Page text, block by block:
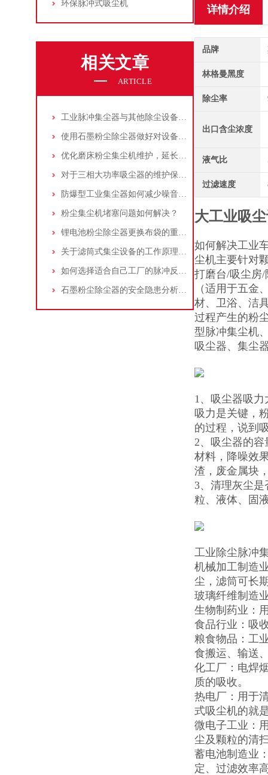
环保脉冲式吸尘机
相关文章
ARTICLE
工业脉冲集尘器与其他除尘设备的比较
使用石墨粉尘除尘器做好对设备的维护十分重要
优化磨床粉尘集尘机维护，延长设备寿命
对于三相大功率吸尘器的维护保养，你了解多少
防爆型工业集尘器如何减少噪音?三个方法轻松解决
粉尘集尘机堵塞问题如何解决？
锂电池粉尘除尘器更换布袋的重要性与方法
关于滤筒式集尘设备的工作原理及特点说明
如何选择适合自己工厂的脉冲反吹工业集尘器
石墨粉尘除尘器的安全隐患分析及应对措施
详情介绍
品牌
林格曼黑度
除尘率
出口含尘浓度
液气比
过滤速度
大工业吸
如何解决工业
尘机主要针对
打磨台/吸尘房
（适用于五金
材、卫浴、洁
过程产生的粉
型脉冲集尘机
吸尘器、集尘
1、吸尘器吸
吸力是关键，
的过程，说到
2、吸尘器的容
材料，降噪效
渣，废金属块
3、清理灰尘
粒、液体、固
工业除尘脉冲
机械加工制造
尘，滤筒可长
玻璃纤维制造
生物制药业：
食品行业：吸
粮食物品：工
食搬运、输送
化工厂：电焊
质的吸收。
热电厂：用于
式吸尘机的就
微电子工业：
尘及颗粒的清
蓄电池制造业
定、过滤效率